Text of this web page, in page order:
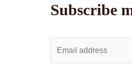
Subscribe